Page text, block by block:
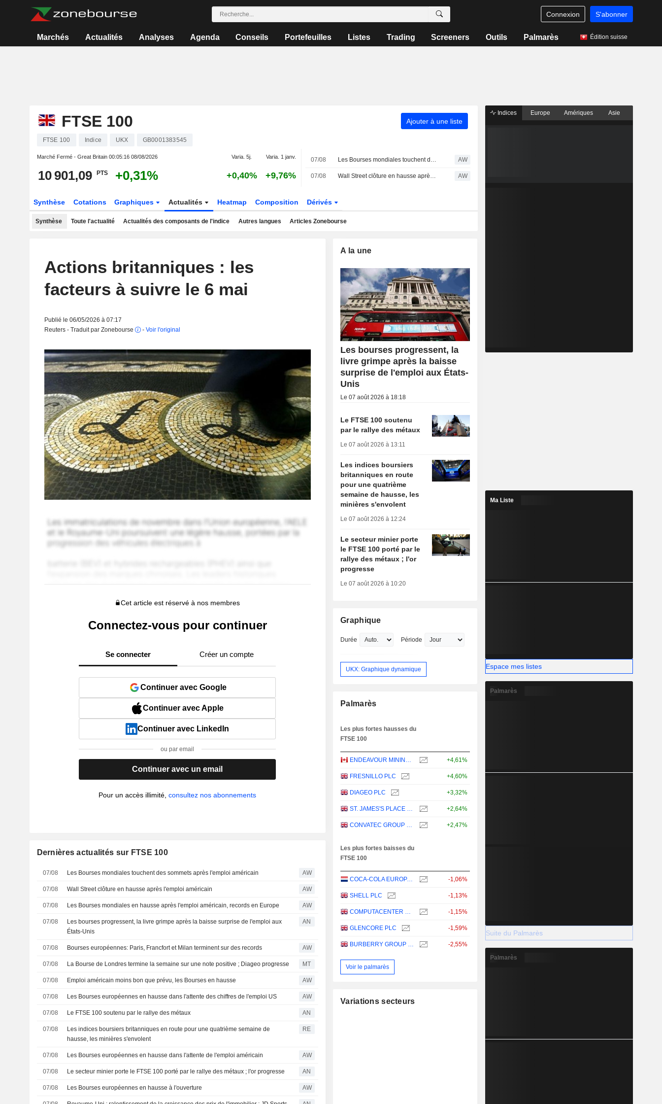
Connexion S'abonner
Marchés Actualités Analyses Agenda Conseils Portefeuilles Listes Trading Screeners Outils Palmarès Édition suisse
FTSE 100 Ajouter à une liste
FTSE 100 Indice UKX GB0001383545
Marché Fermé - Great Britain 00:05:16 08/08/2026 Varia. 5j. Varia. 1 janv.
10 901,09 PTS +0,31% +0,40% +9,76%
07/08 Les Bourses mondiales touchent des sommets après l'emploi américain AW
07/08 Wall Street clôture en hausse après l'emploi américain AW
Synthèse Cotations Graphiques Actualités Heatmap Composition Dérivés
Synthèse Toute l'actualité Actualités des composants de l'indice Autres langues Articles Zonebourse
Actions britanniques : les
facteurs à suivre le 6 mai
Publié le 06/05/2026 à 07:17
Reuters - Traduit par Zonebourse
- Voir l'original
Cet article est réservé à nos membres
Connectez-vous pour continuer
Se connecter Créer un compte
Continuer avec Google
Continuer avec Apple
Continuer avec LinkedIn
ou par email
Continuer avec un email
Pour un accès illimité,consultez nos abonnements
Dernières actualités sur FTSE 100
07/08 Les Bourses mondiales touchent des sommets après l'emploi américain AW
07/08 Wall Street clôture en hausse après l'emploi américain AW
07/08 Les Bourses mondiales en hausse après l'emploi américain, records en Europe AW
07/08
Les bourses progressent, la livre grimpe après la baisse surprise de l'emploi aux
États-Unis
AN
07/08 Bourses européennes: Paris, Francfort et Milan terminent sur des records AW
07/08 La Bourse de Londres termine la semaine sur une note positive ; Diageo progresse MT
07/08 Emploi américain moins bon que prévu, les Bourses en hausse AW
07/08 Les Bourses européennes en hausse dans l'attente des chiffres de l'emploi US AW
07/08 Le FTSE 100 soutenu par le rallye des métaux AN
07/08
Les indices boursiers britanniques en route pour une quatrième semaine de
hausse, les minières s'envolent
RE
07/08 Les Bourses européennes en hausse dans l'attente de l'emploi américain AW
07/08 Le secteur minier porte le FTSE 100 porté par le rallye des métaux ; l'or progresse AN
07/08 Les Bourses européennes en hausse à l'ouverture AW
A la une
Les bourses progressent, la
livre grimpe après la baisse
surprise de l'emploi aux États-
Unis
Le 07 août 2026 à 18:18
Le FTSE 100 soutenu
par le rallye des métaux
Le 07 août 2026 à 13:11
Les indices boursiers
britanniques en route
pour une quatrième
semaine de hausse, les
minières s'envolent
Le 07 août 2026 à 12:24
Le secteur minier porte
le FTSE 100 porté par le
rallye des métaux ; l'or
progresse
Le 07 août 2026 à 10:20
Graphique
Durée Période
UKX: Graphique dynamique
Palmarès
Les plus fortes hausses du
FTSE 100
ENDEAVOUR MINING PLC +4,61%
FRESNILLO PLC +4,60%
DIAGEO PLC +3,32%
ST. JAMES'S PLACE PLC +2,64%
CONVATEC GROUP PLC +2,47%
Les plus fortes baisses du
FTSE 100
COCA-COLA EUROPACIFIC PARTNERS PLC -1,06%
SHELL PLC -1,13%
COMPUTACENTER PLC -1,15%
GLENCORE PLC -1,59%
BURBERRY GROUP PLC -2,55%
Voir le palmarès
Variations secteurs
Indices Europe Amériques Asie
Ma Liste
Espace mes listes
Palmarès
Suite du Palmarès
Palmarès